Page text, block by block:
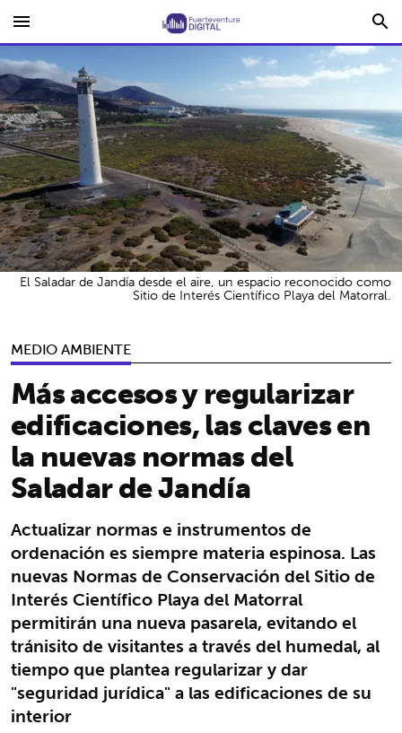
menu search
MEDIO AMBIENTE
Más accesos y regularizar
edificaciones, las claves en
la nuevas normas del
Saladar de Jandía
Actualizar normas e instrumentos de
ordenación es siempre materia espinosa. Las
nuevas Normas de Conservación del Sitio de
Interés Científico Playa del Matorral
permitirán una nueva pasarela, evitando el
tránisito de visitantes a través del humedal, al
tiempo que plantea regularizar y dar
"seguridad jurídica" a las edificaciones de su
interior
El Saladar de Jandía desde el aire, un espacio reconocido como
Sitio de Interés Científico Playa del Matorral.